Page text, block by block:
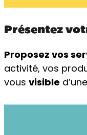
Présentez
Proposez vos
activité, vos
vous visible